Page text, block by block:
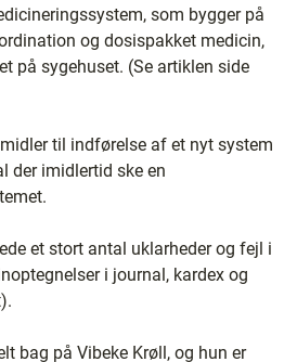
som bygger på
og dosispakket medicin,
på sygehuset. (Se artiklen side
til indførelse af et nyt system
der imidlertid ske en
et stort antal uklarheder og fejl i
i journal, kardex og
bag på Vibeke Krøll, og hun er